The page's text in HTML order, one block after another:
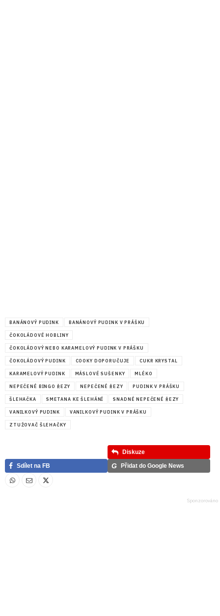
BANÁNOVÝ PUDINK BANÁNOVÝ PUDINK V PRÁŠKU
ČOKOLÁDOVÉ HOBLINY
ČOKOLÁDOVÝ NEBO KARAMELOVÝ PUDINK V PRÁŠKU
ČOKOLÁDOVÝ PUDINK COOKY DOPORUČUJE CUKR KRYSTAL
KARAMELOVÝ PUDINK MÁSLOVÉ SUŠENKY MLÉKO
NEPEČENÉ BINGO ŘEZY NEPEČENÉ ŘEZY PUDINK V PRÁŠKU
ŠLEHAČKA SMETANA KE ŠLEHÁNÍ SNADNÉ NEPEČENÉ ŘEZY
VANILKOVÝ PUDINK VANILKOVÝ PUDINK V PRÁŠKU
ZTUŽOVAČ ŠLEHAČKY
Diskuze
Sdílet na FB
G Přidat do Google News